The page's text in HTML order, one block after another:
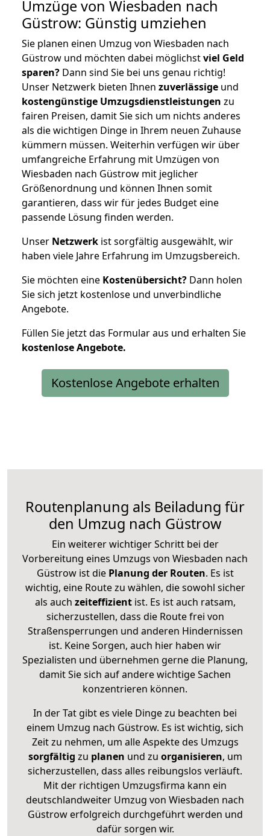
Umzüge von Wiesbaden nach
Güstrow: Günstig umziehen
Sie planen einen Umzug von Wiesbaden nach
Güstrow und möchten dabei möglichstviel Geld
sparen? Dann sind Sie bei uns genau richtig!
Unser Netzwerk bieten Ihnen zuverlässige und
kostengünstige Umzugsdienstleistungen zu
fairen Preisen, damit Sie sich um nichts anderes
als die wichtigen Dinge in Ihrem neuen Zuhause
kümmern müssen. Weiterhin verfügen wir über
umfangreiche Erfahrung mit Umzügen von
Wiesbaden nach Güstrow mit jeglicher
Größenordnung und können Ihnen somit
garantieren, dass wir für jedes Budget eine
passende Lösung finden werden.
Unser Netzwerk ist sorgfältig ausgewählt, wir
haben viele Jahre Erfahrung im Umzugsbereich.
Sie möchten eine Kostenübersicht? Dann holen
Sie sich jetzt kostenlose und unverbindliche
Angebote.
Füllen Sie jetzt das Formular aus und erhalten Sie
kostenloseAngebote.
Kostenlose Angebote erhalten
Routenplanung als Beiladung für
den Umzug nach Güstrow
Ein weiterer wichtiger Schritt bei der
Vorbereitung eines Umzugs von Wiesbaden nach
Güstrow ist diePlanung der Routen. Es ist
wichtig, eine Route zu wählen, die sowohl sicher
als auch zeiteffizientist. Es ist auch ratsam,
sicherzustellen, dass die Route frei von
Straßensperrungen und anderen Hindernissen
ist. Keine Sorgen, auch hier haben wir
Spezialisten und übernehmen gerne die Planung,
damit Sie sich auf andere wichtige Sachen
konzentrieren können.
In der Tat gibt es viele Dinge zu beachten bei
einem Umzug nach Güstrow. Es ist wichtig, sich
Zeit zu nehmen, um alle Aspekte des Umzugs
sorgfältig zu planen und zu organisieren, um
sicherzustellen, dass alles reibungslos verläuft.
Mit der richtigen Umzugsfirma kann ein
deutschlandweiter Umzug von Wiesbaden nach
Güstrow erfolgreich durchgeführt werden und
dafür sorgen wir.